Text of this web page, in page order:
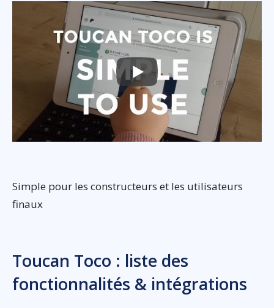
Simple pour les constructeurs et les utilisateurs
finaux
Toucan Toco : liste des
fonctionnalités & intégrations